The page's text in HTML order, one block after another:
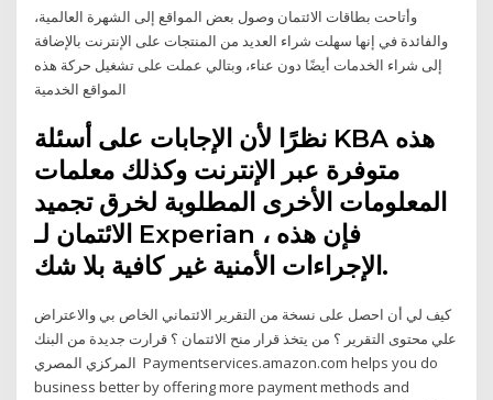
وأتاحت بطاقات الائتمان وصول بعض المواقع إلى الشهرة العالمية،
والفائدة في إنها سهلت شراء العديد من المنتجات على الإنترنت بالإضافة
إلى شراء الخدمات أيضًا دون عناء، وبتالي عملت على تشغيل حركة هذه
المواقع الخدمية
نظرًا لأن الإجابات على أسئلة KBA هذه
متوفرة عبر الإنترنت وكذلك معلمات
المعلومات الأخرى المطلوبة لخرق تجميد
الائتمان لـ Experian ، فإن هذه
الإجراءات الأمنية غير كافية بلا شك.
كيف لي أن احصل على نسخة من التقرير الائتماني الخاص بي والاعتراض
علي محتوى التقرير ؟ من يتخذ قرار منح الائتمان ؟ قرارت جديدة من البنك
المركزي المصري Paymentservices.amazon.com helps you do
business better by offering more payment methods and